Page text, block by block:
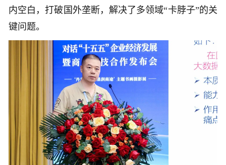
内空白，打破国外垄断，解决了多领域“卡脖子”的关
键问题。